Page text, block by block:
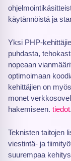
käytännöistä ja
Yksi PHP-
puhdasta,
nopeaan
optimoimaan
kehittäjien on
monet
hakemiseen. tiedot.
Teknisten taitojen
viestintä- ja
suurempaa